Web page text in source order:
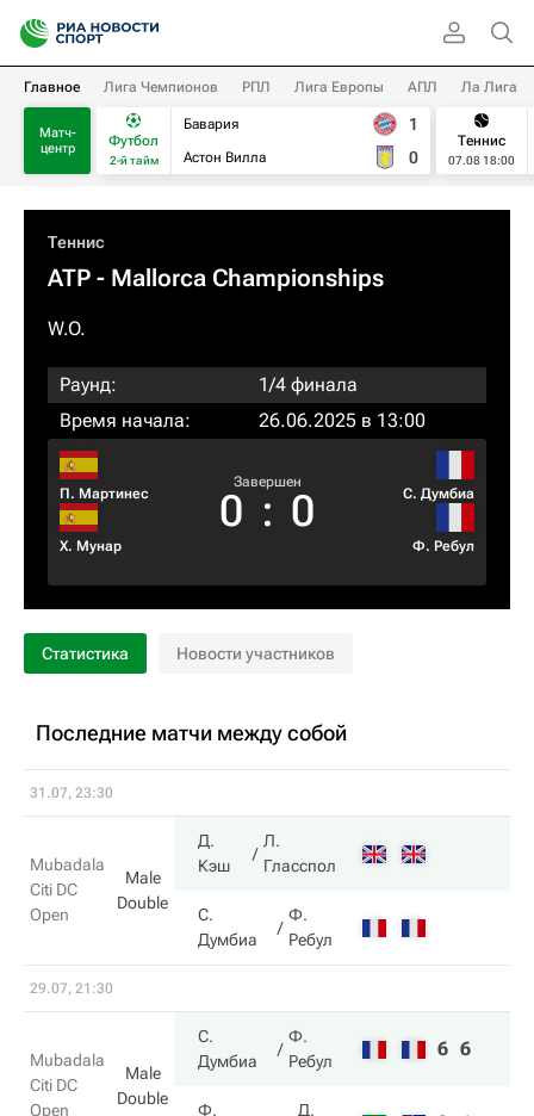
Главное Лига Чемпионов РПЛ Лига Европы АПЛ Ла Лига
Матч-
центр
Футбол
2-й тайм
Бавария
Астон Вилла
1
0
Теннис
07.08 18:00
Теннис
ATP - Mallorca Championships
W.O.
Раунд:
1/4 финала
Время начала:
26.06.2025 в 13:00
П. Мартинес
Х. Мунар
Завершен
0 : 0 С. Думбиа
Ф. Ребул
Статистика Новости участников
Последние матчи между собой
31.07, 23:30
Mubadala
Citi DC
Open
Male
Double
Д.
Кэш
Л.
Гласспол
С.
Думбиа
Ф.
Ребул
29.07, 21:30
Mubadala
Citi DC
Open
Male
Double
С.
Думбиа
Ф.
Ребул
6 6
Ф.
Д.